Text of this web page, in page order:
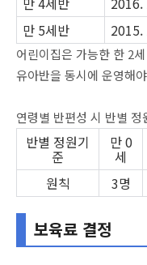
만 5세반
2015.
어린이집은 가능한 한 2
유아반을 동시에 운영해
연령별 반편성 시 반별
반별 정원기
준
만 0
세
원칙
3명
보육료 결정